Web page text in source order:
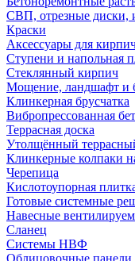
СВП, отрезные диски,
Краски
Аксессуары для
Ступени и напольная
Cтеклянный кирпич
Мощение, ландшафт и
Клинкерная брусчатка
Вибропрессованная
Террасная доска
Утолщённый
Клинкерные колпаки
Черепица
Кислотоупорная
Готовые системные
Навесные
Сланец
Системы НВФ
Облицовочные панели